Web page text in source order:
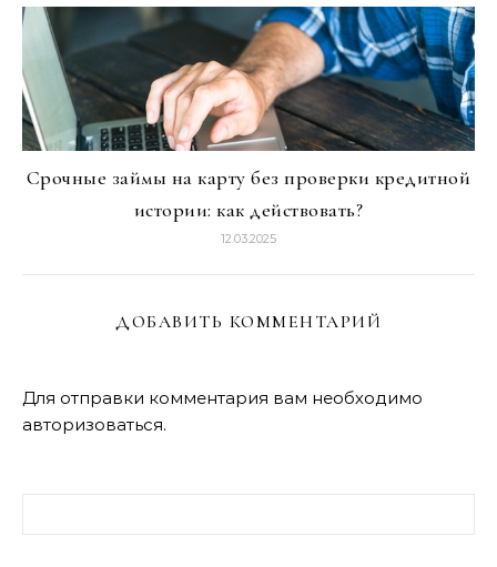
Срочные займы на карту без проверки кредитной
истории: как действовать?
12.03.2025
ДОБАВИТЬ КОММЕНТАРИЙ
Для отправки комментария вам необходимо
авторизоваться.